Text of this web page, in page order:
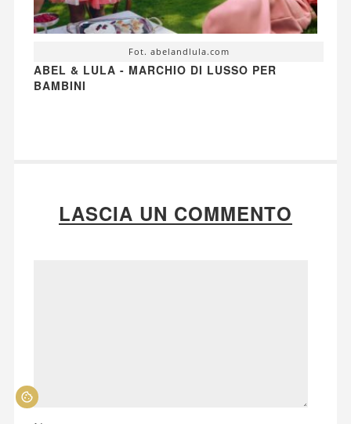
Fot. abelandlula.com
ABEL & LULA - MARCHIO DI LUSSO PER
BAMBINI
LASCIA UN COMMENTO